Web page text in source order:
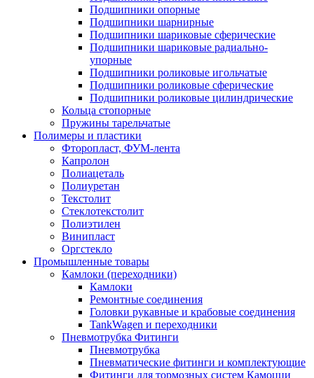
Подшипники опорные
Подшипники шарнирные
Подшипники шариковые сферические
Подшипники шариковые радиально-
упорные
Подшипники роликовые игольчатые
Подшипники роликовые сферические
Подшипники роликовые цилиндрические
Кольца стопорные
Пружины тарельчатые
Полимеры и пластики
Фторопласт, ФУМ-лента
Капролон
Полиацеталь
Полиуретан
Текстолит
Стеклотекстолит
Полиэтилен
Винипласт
Оргстекло
Промышленные товары
Камлоки (переходники)
Камлоки
Ремонтные соединения
Головки рукавные и крабовые соединения
TankWagen и переходники
Пневмотрубка Фитинги
Пневмотрубка
Пневматические фитинги и комплектующие
Фитинги для тормозных систем Камоцци